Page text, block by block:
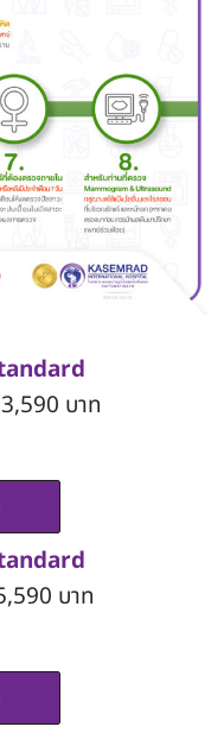
บาท
บาท